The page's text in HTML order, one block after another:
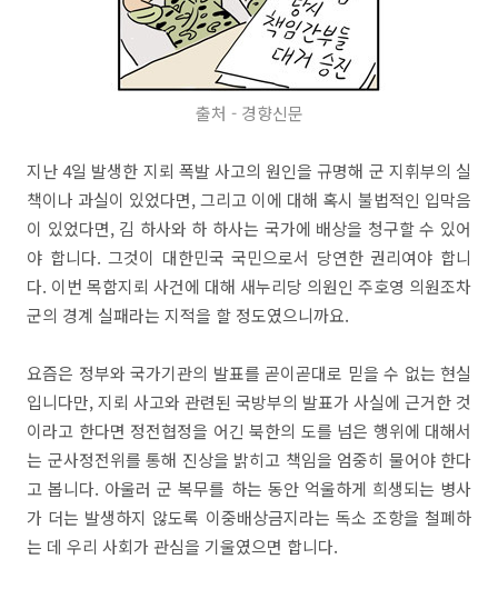
출처 - 경향신문
지난 4일 발생한 지뢰 폭발 사고의 원인을 규명해 군 지휘부의 실
책이나 과실이 있었다면, 그리고 이에 대해 혹시 불법적인 입막음
이 있었다면, 김 하사와 하 하사는 국가에 배상을 청구할 수 있어
야 합니다. 그것이 대한민국 국민으로서 당연한 권리여야 합니
다. 이번 목함지뢰 사건에 대해 새누리당 의원인 주호영 의원조차
군의 경계 실패라는 지적을 할 정도였으니까요.
요즘은 정부와 국가기관의 발표를 곧이곧대로 믿을 수 없는 현실
입니다만, 지뢰 사고와 관련된 국방부의 발표가 사실에 근거한 것
이라고 한다면 정전협정을 어긴 북한의 도를 넘은 행위에 대해서
는 군사정전위를 통해 진상을 밝히고 책임을 엄중히 물어야 한다
고 봅니다. 아울러 군 복무를 하는 동안 억울하게 희생되는 병사
가 더는 발생하지 않도록 이중배상금지라는 독소 조항을 철폐하
는 데 우리 사회가 관심을 기울였으면 합니다.